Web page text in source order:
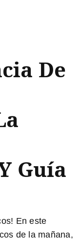
De
Guía
En este
de la mañana,